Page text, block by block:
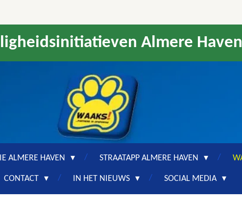
Almere Haven
ALMERE HAVEN STRAATAPP ALMERE HAVEN
CONTACT IN HET NIEUWS SOCIAL MEDIA